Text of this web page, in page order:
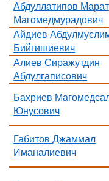
Абдуллатипов Марат
Магомедмурадович
Айдиев
Бийгишиевич
Алиев Сиражутдин
Абдулгаписович
Бахриев
Юнусович
Габитов Джаммал
Иманалиевич